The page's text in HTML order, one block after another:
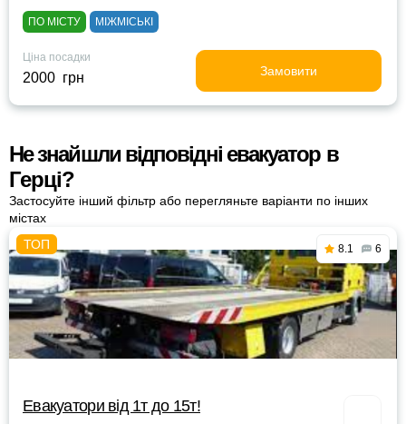
ПО МІСТУ МІЖМІСЬКІ
Ціна посадки
2000 грн Замовити
Не знайшли відповідні евакуатор в
Герці?
Застосуйте інший фільтр або перегляньте варіанти по інших
містах
8.1 6
Евакуатори від 1т до 15т!